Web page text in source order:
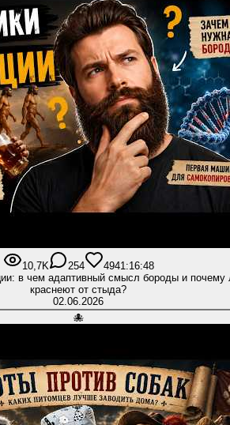
10,7K 254 4941:16:48
в чем адаптивный смысл бороды и почему
краснеют от стыда?
02.06.2026
🐙